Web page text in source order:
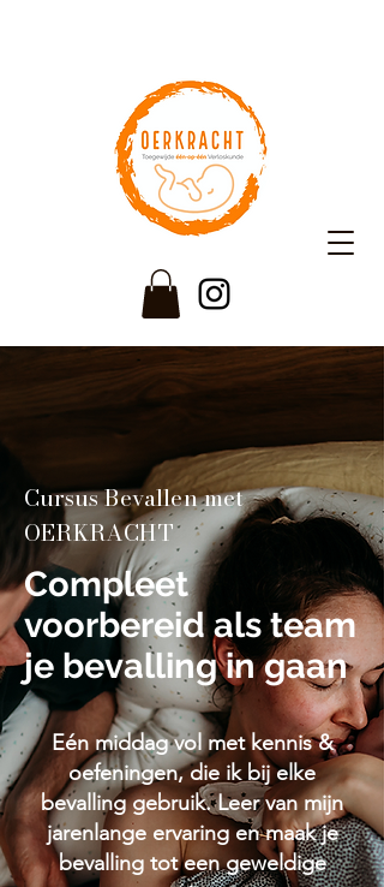
Cursus Bevallen met
OERKRACHT
Compleet
voorbereid als team
je bevalling in gaan
Eén middag vol met kennis &
oefeningen, die ik bij elke
bevalling gebruik. Leer van mijn
jarenlange ervaring en maak je
bevalling tot een geweldige